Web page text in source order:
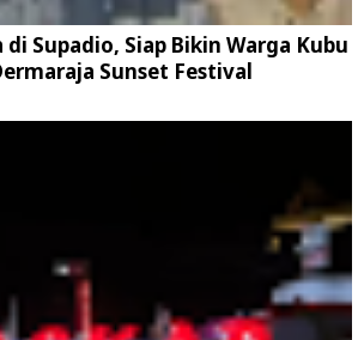
Supadio, Siap Bikin Warga Kubu
Sunset Festival